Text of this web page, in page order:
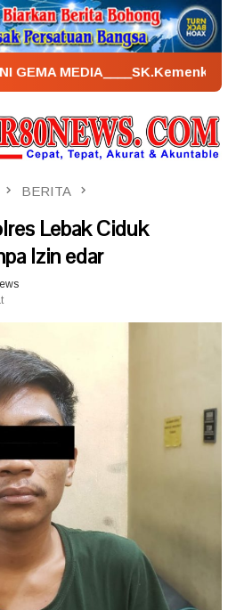
:
BERITA
Lebak Ciduk
Izin edar